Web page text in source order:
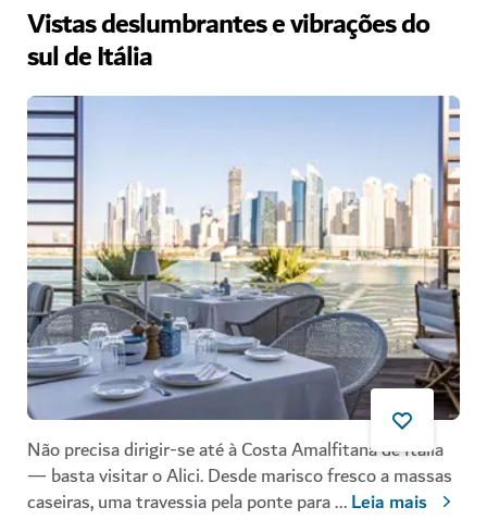
Vistas deslumbrantes e vibrações do
sul de Itália
Não precisa dirigir-se até à Costa Amalfitana de Itália
— basta visitar o Alici. Desde marisco fresco a massas
caseiras, uma travessia pela ponte para...Leia mais